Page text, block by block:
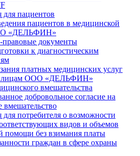
пациентов
пациентов в медицинской
«ДЕЛЬФИН»
документы
к диагностическим
платных медицинских услуг
лицам ООО «ДЕЛЬФИН»
вмешательства
добровольное согласие на
вмешательство
потребителя о возможности
видов и объемов
помощи без взимания платы
граждан в сфере охраны